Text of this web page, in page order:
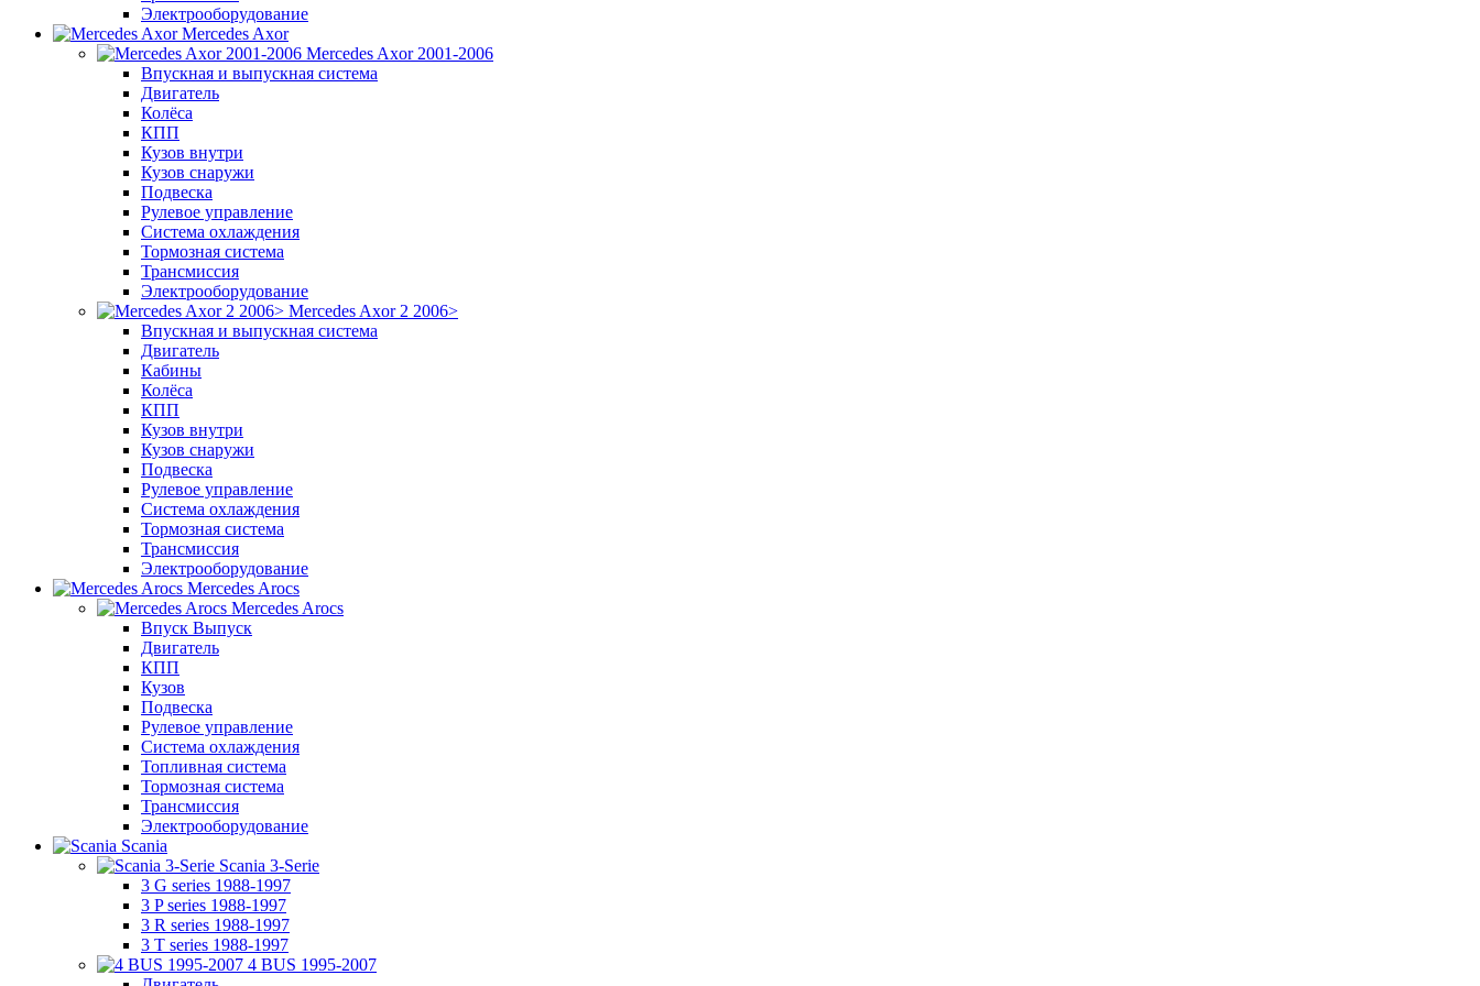
Электрооборудование
Mercedes Axor
Mercedes Axor 2001-2006
Впускная и выпускная система
Двигатель
Колёса
КПП
Кузов внутри
Кузов снаружи
Подвеска
Рулевое управление
Система охлаждения
Тормозная система
Трансмиссия
Электрооборудование
Mercedes Axor 2 2006>
Впускная и выпускная система
Двигатель
Кабины
Колёса
КПП
Кузов внутри
Кузов снаружи
Подвеска
Рулевое управление
Система охлаждения
Тормозная система
Трансмиссия
Электрооборудование
Mercedes Arocs
Mercedes Arocs
Впуск Выпуск
Двигатель
КПП
Кузов
Подвеска
Рулевое управление
Система охлаждения
Топливная система
Тормозная система
Трансмиссия
Электрооборудование
Scania
Scania 3-Serie
3 G series 1988-1997
3 P series 1988-1997
3 R series 1988-1997
3 T series 1988-1997
4 BUS 1995-2007